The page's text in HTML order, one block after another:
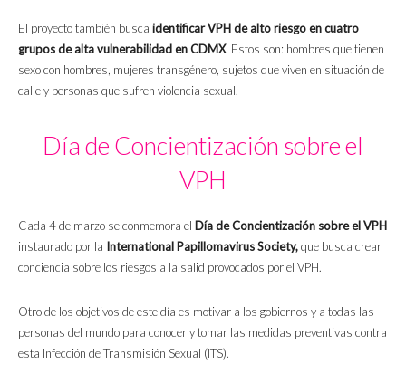
El proyecto también busca identificar VPH de alto riesgo en cuatro
grupos de alta vulnerabilidad en CDMX. Estos son: hombres que tienen
sexo con hombres, mujeres transgénero, sujetos que viven en situación de
calle y personas que sufren violencia sexual.
Día de Concientización sobre el
VPH
Cada 4 de marzo se conmemora el Día de Concientización sobre el VPH
instaurado por la International Papillomavirus Society,que busca crear
conciencia sobre los riesgos a la salid provocados por el VPH.
Otro de los objetivos de este día es motivar a los gobiernos y a todas las
personas del mundo para conocer y tomar las medidas preventivas contra
esta Infección de Transmisión Sexual (ITS).